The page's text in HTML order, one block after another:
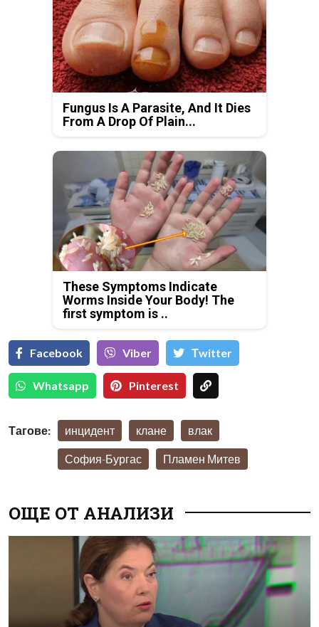
Fungus Is A Parasite, And It Dies
From A Drop Of Plain...
These Symptoms Indicate
Worms Inside Your Body! The
first symptom is ..
Facebook Viber Тwitter
Whatsapp Pinterest
Тагове: инцидент клане влак
София-Бургас Пламен Митев
ОЩЕ ОТ АНАЛИЗИ